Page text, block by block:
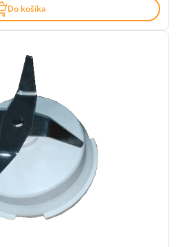
Do košíka